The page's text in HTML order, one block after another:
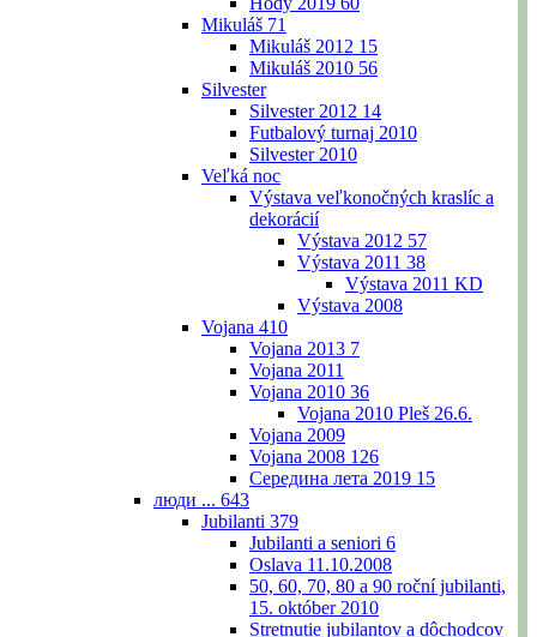
Mikuláš 71
Mikuláš 2012 15
Mikuláš 2010 56
Silvester
Silvester 2012 14
Futbalový turnaj 2010
Silvester 2010
Veľká noc
Výstava veľkonočných kraslíc a
dekorácií
Výstava 2012 57
Výstava 2011 38
Výstava 2011 KD
Výstava 2008
Vojana 410
Vojana 2013 7
Vojana 2011
Vojana 2010 36
Vojana 2010 Pleš 26.6.
Vojana 2009
Vojana 2008 126
Середина лета 2019 15
люди ... 643
Jubilanti 379
Jubilanti a seniori 6
Oslava 11.10.2008
50, 60, 70, 80 a 90 roční jubilanti,
15. október 2010
Stretnutie jubilantov a dôchodcov